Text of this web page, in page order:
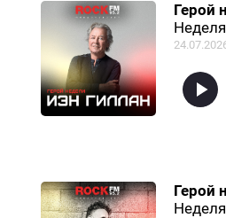
Герой
Герой